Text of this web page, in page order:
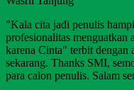
"Kala cita jadi penulis
profesionalitas menguatkan
karena Cinta" terbit dengan
sekarang. Thanks SMI,
para calon penulis. Salam